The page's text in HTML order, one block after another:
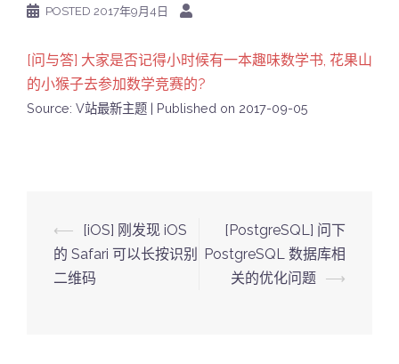
POSTED 2017年9月4日
[问与答] 大家是否记得小时候有一本趣味数学书, 花果山
的小猴子去参加数学竞赛的?
Source: V站最新主题 Published on 2017-09-05
Post
navigation
⟵
[iOS] 刚发现 iOS
的 Safari 可以长按识别
二维码
[PostgreSQL] 问下
PostgreSQL 数据库相
关的优化问题 ⟶